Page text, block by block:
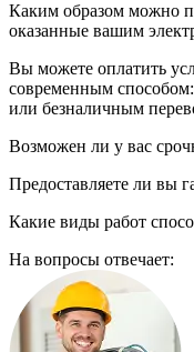
Каким образом можно
оказанные вашим
Вы можете оплатить
современным
или безналичным
Возможен ли у вас
Предоставляете ли вы
Какие виды работ
На вопросы отвечает: